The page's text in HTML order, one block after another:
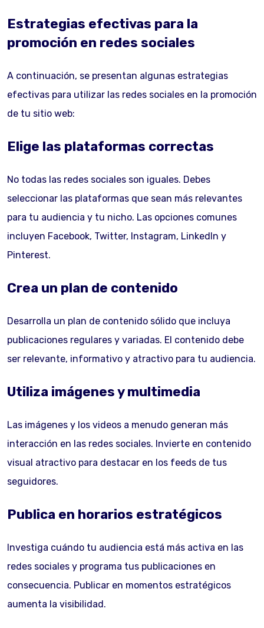
Estrategias efectivas para la
promoción en redes sociales
A continuación, se presentan algunas estrategias
efectivas para utilizar las redes sociales en la promoción
de tu sitio web:
Elige las plataformas correctas
No todas las redes sociales son iguales. Debes
seleccionar las plataformas que sean más relevantes
para tu audiencia y tu nicho. Las opciones comunes
incluyen Facebook, Twitter, Instagram, LinkedIn y
Pinterest.
Crea un plan de contenido
Desarrolla un plan de contenido sólido que incluya
publicaciones regulares y variadas. El contenido debe
ser relevante, informativo y atractivo para tu audiencia.
Utiliza imágenes y multimedia
Las imágenes y los videos a menudo generan más
interacción en las redes sociales. Invierte en contenido
visual atractivo para destacar en los feeds de tus
seguidores.
Publica en horarios estratégicos
Investiga cuándo tu audiencia está más activa en las
redes sociales y programa tus publicaciones en
consecuencia. Publicar en momentos estratégicos
aumenta la visibilidad.